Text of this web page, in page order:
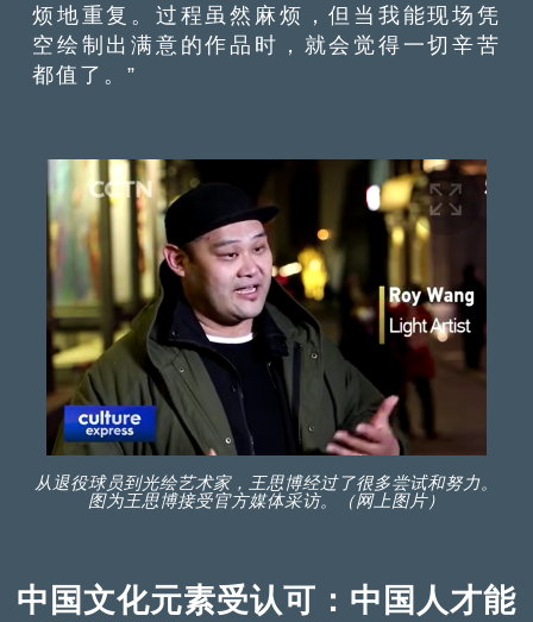
烦地重复。过程虽然麻烦，但当我能现场凭
空绘制出满意的作品时，就会觉得一切辛苦
都值了。”
从退役球员到光绘艺术家，王思博经过了很多尝试和努力。
图为王思博接受官方媒体采访。（网上图片）
中国文化元素受认可 ：中国人才能